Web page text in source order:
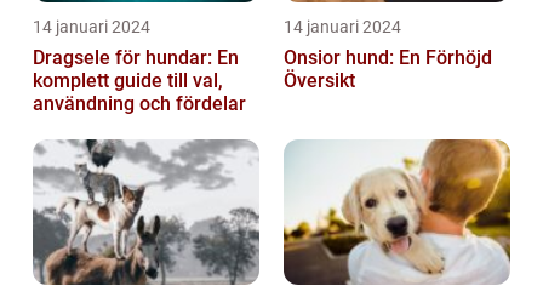
14 januari 2024
Dragsele för hundar: En
komplett guide till val,
användning och fördelar
14 januari 2024
Onsior hund: En Förhöjd
Översikt